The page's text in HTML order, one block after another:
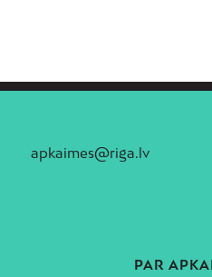
apkaimes@riga.lv
PAR